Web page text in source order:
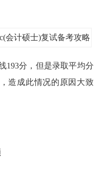
193分，但是录取平均分
造成此情况的原因大致